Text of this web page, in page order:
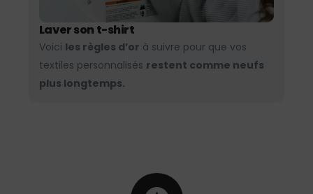
Laver son t-shirt
Voici les règles d’or à suivre pour que vos
textiles personnalisés restent comme neufs
plus longtemps.